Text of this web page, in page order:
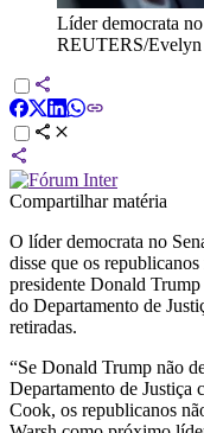
Líder democrata
REUTERS/Evelyn
Compartilhar matéria
O líder democrata no
disse que os
presidente Donald Trump
do Departamento de
retiradas.
“Se Donald Trump não
Departamento de Justiça
Cook, os republicanos